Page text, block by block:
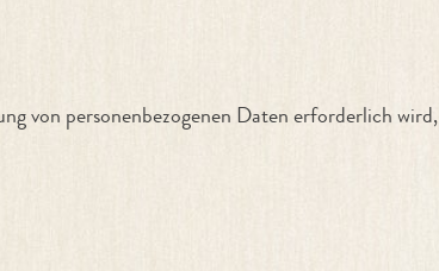
von personenbezogenen Daten erforderlich